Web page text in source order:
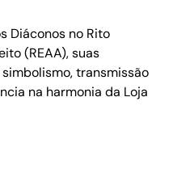
Diáconos no Rito
(REAA), suas
transmissão
na harmonia da Loja